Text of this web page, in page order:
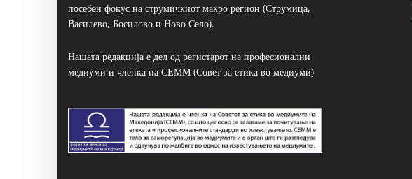
посебен фокус на струмичкиот макро регион (Струмица,
Василево, Босилово и Ново Село).
Нашата редакција е дел од регистарот на професионални
медиуми и членка на СЕММ (Совет за етика во медиуми)